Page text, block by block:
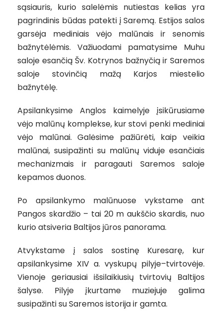
sąsiauris, kurio salelėmis nutiestas kelias yra
pagrindinis būdas patekti į Saremą. Estijos salos
garsėja mediniais vėjo malūnais ir senomis
bažnytėlėmis. Važiuodami pamatysime Muhu
saloje esančią Šv. Kotrynos bažnyčią ir Saremos
saloje stovinčią mažą Karjos miestelio
bažnytėlę.
Apsilankysime Anglos kaimelyje įsikūrusiame
vėjo malūnų komplekse, kur stovi penki mediniai
vėjo malūnai. Galėsime pažiūrėti, kaip veikia
malūnai, susipažinti su malūnų viduje esančiais
mechanizmais ir paragauti Saremos saloje
kepamos duonos.
Po apsilankymo malūnuose vykstame ant
Pangos skardžio – tai 20 m aukščio skardis, nuo
kurio atsiveria Baltijos jūros panorama.
Atvykstame į salos sostinę Kuresarę, kur
apsilankysime XIV a. vyskupų pilyje–tvirtovėje.
Vienoje geriausiai išsilaikiusių tvirtovių Baltijos
šalyse. Pilyje įkurtame muziejuje galima
susipažinti su Saremos istorija ir gamta.